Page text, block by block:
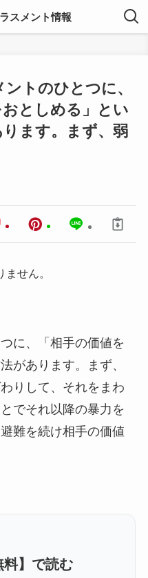
スメント情報
トのひとつに、
おとしめる」とい
ます。まず、弱
せん。
に、「相手の価値を
があります。まず、
りして、それをまわ
でそれ以降の暴力を
難を続け相手の価値
料】で読む